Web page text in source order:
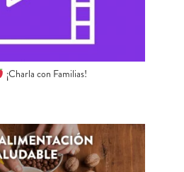
¡Charla con Familias!